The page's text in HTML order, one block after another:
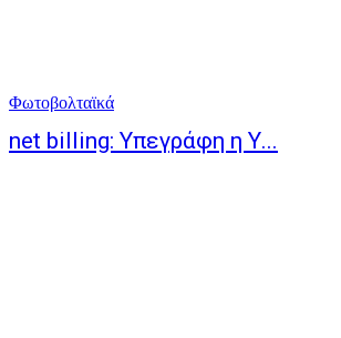
Φωτοβολταϊκά
net billing: Υπεγράφη η Υ...